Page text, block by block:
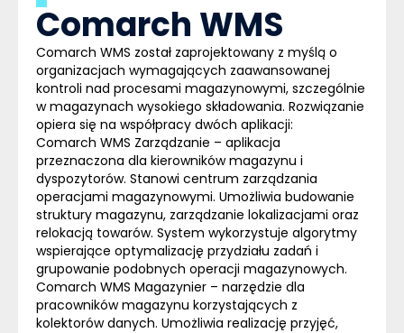
Comarch WMS
Comarch WMS został zaprojektowany z myślą o
organizacjach wymagających zaawansowanej
kontroli nad procesami magazynowymi, szczególnie
w magazynach wysokiego składowania. Rozwiązanie
opiera się na współpracy dwóch aplikacji:
Comarch WMS Zarządzanie – aplikacja
przeznaczona dla kierowników magazynu i
dyspozytorów. Stanowi centrum zarządzania
operacjami magazynowymi. Umożliwia budowanie
struktury magazynu, zarządzanie lokalizacjami oraz
relokacją towarów. System wykorzystuje algorytmy
wspierające optymalizację przydziału zadań i
grupowanie podobnych operacji magazynowych.
Comarch WMS Magazynier – narzędzie dla
pracowników magazynu korzystających z
kolektorów danych. Umożliwia realizację przyjęć,